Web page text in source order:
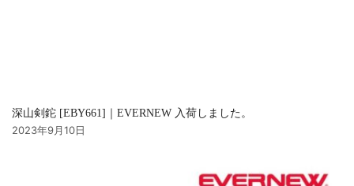
深山剣鉈 [EBY661]｜EVERNEW 入荷しました。
2023年9月10日